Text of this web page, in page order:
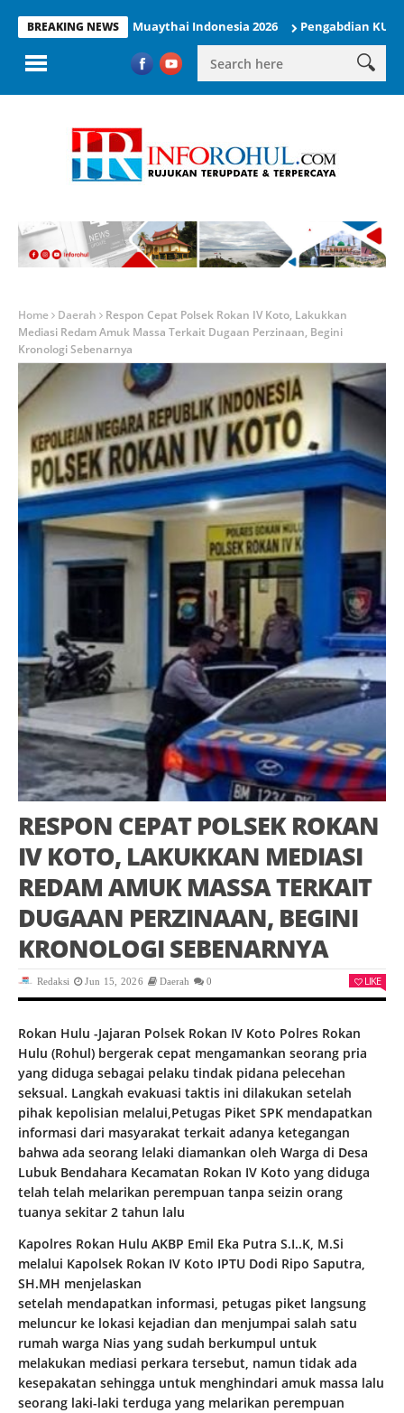
BREAKING NEWS
di Kejurnas Muaythai Indonesia 2026 Pengabdian KUKERTA
Home Daerah
Respon Cepat Polsek Rokan IV Koto, Lakukkan
Mediasi Redam Amuk Massa Terkait Dugaan Perzinaan, Begini
Kronologi Sebenarnya
RESPON CEPAT POLSEK ROKAN
IV KOTO, LAKUKKAN MEDIASI
REDAM AMUK MASSA TERKAIT
DUGAAN PERZINAAN, BEGINI
KRONOLOGI SEBENARNYA
Redaksi Jun 15, 2026 Daerah 0 LIKE
Rokan Hulu -Jajaran Polsek Rokan IV Koto Polres Rokan
Hulu (Rohul) bergerak cepat mengamankan seorang pria
yang diduga sebagai pelaku tindak pidana pelecehan
seksual. Langkah evakuasi taktis ini dilakukan setelah
pihak kepolisian melalui,Petugas Piket SPK mendapatkan
informasi dari masyarakat terkait adanya ketegangan
bahwa ada seorang lelaki diamankan oleh Warga di Desa
Lubuk Bendahara Kecamatan Rokan IV Koto yang diduga
telah telah melarikan perempuan tanpa seizin orang
tuanya sekitar 2 tahun lalu
Kapolres Rokan Hulu AKBP Emil Eka Putra S.I..K, M.Si
melalui Kapolsek Rokan IV Koto IPTU Dodi Ripo Saputra,
SH.MH menjelaskan
setelah mendapatkan informasi, petugas piket langsung
meluncur ke lokasi kejadian dan menjumpai salah satu
rumah warga Nias yang sudah berkumpul untuk
melakukan mediasi perkara tersebut, namun tidak ada
kesepakatan sehingga untuk menghindari amuk massa lalu
seorang laki-laki terduga yang melarikan perempuan